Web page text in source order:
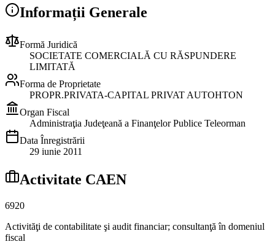
Informații Generale
Formă Juridică
SOCIETATE COMERCIALĂ CU RĂSPUNDERE
LIMITATĂ
Forma de Proprietate
PROPR.PRIVATA-CAPITAL PRIVAT AUTOHTON
Organ Fiscal
Administraţia Judeţeană a Finanţelor Publice Teleorman
Data Înregistrării
29 iunie 2011
Activitate CAEN
6920
Activităţi de contabilitate şi audit financiar; consultanţă în domeniul
fiscal